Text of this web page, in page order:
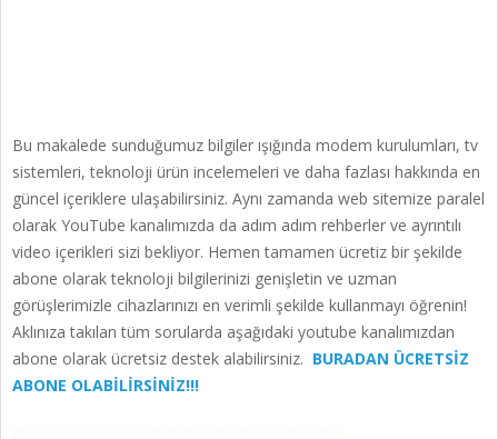
Bu makalede sunduğumuz bilgiler ışığında modem kurulumları, tv
sistemleri, teknoloji ürün incelemeleri ve daha fazlası hakkında en
güncel içeriklere ulaşabilirsiniz. Aynı zamanda web sitemize paralel
olarak YouTube kanalımızda da adım adım rehberler ve ayrıntılı
video içerikleri sizi bekliyor. Hemen tamamen ücretiz bir şekilde
abone olarak teknoloji bilgilerinizi genişletin ve uzman
görüşlerimizle cihazlarınızı en verimli şekilde kullanmayı öğrenin!
Aklınıza takılan tüm sorularda aşağıdaki youtube kanalımızdan
abone olarak ücretsiz destek alabilirsiniz. BURADAN ÜCRETSİZ
ABONE OLABİLİRSİNİZ!!!